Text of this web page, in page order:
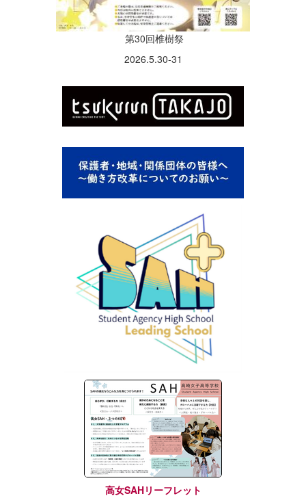
第30回椎樹祭
2026.5.30-31
高女SAHリーフレット